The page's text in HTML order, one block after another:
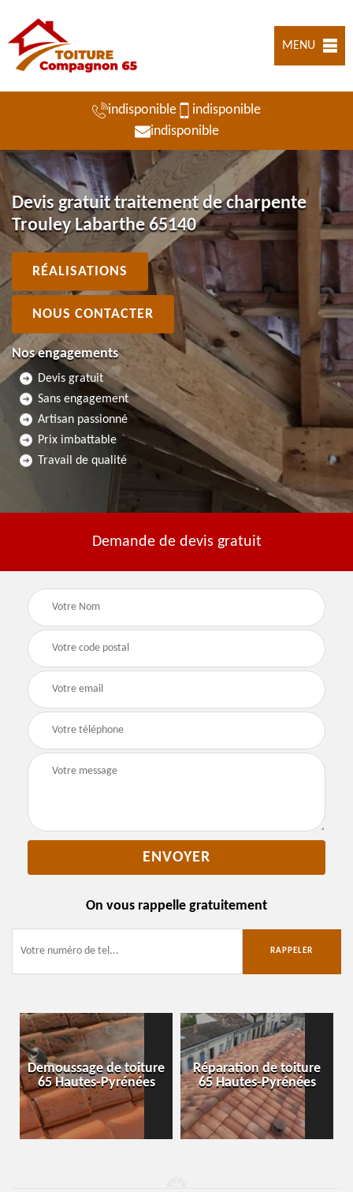
MENU
indisponible
indisponible
indisponible
Devis gratuit traitement de charpente
Trouley Labarthe 65140
RÉALISATIONS
NOUS CONTACTER
Nos engagements
Devis gratuit
Sans engagement
Artisan passionné
Prix imbattable
Travail de qualité
Demande de devis gratuit
On vous rappelle gratuitement
Demoussage de toiture
65 Hautes-Pyrénées
Réparation de toiture
65 Hautes-Pyrénées